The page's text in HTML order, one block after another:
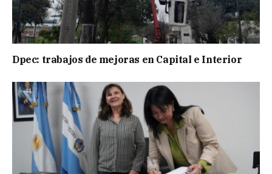
Dpec: trabajos de mejoras en Capital e Interior